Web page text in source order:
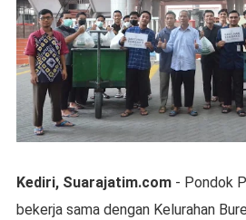
Kediri, Suarajatim.com - Pondok
bekerja sama dengan Kelurahan